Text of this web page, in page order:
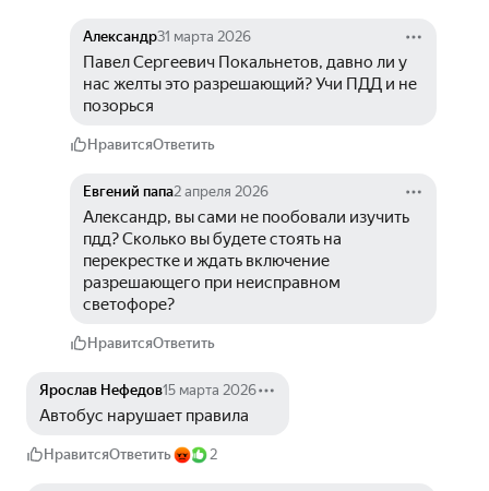
Александр31 марта 2026
Павел Сергеевич Покальнетов, давно ли у
нас желты это разрешающий? Учи ПДД и не
позорься
НравитсяОтветить
Евгений папа2 апреля 2026
Александр, вы сами не пообовали изучить
пдд? Сколько вы будете стоять на
перекрестке и ждать включение
разрешающего при неисправном
светофоре?
НравитсяОтветить
Ярослав Нефедов15 марта 2026
Автобус нарушает правила
НравитсяОтветить 2